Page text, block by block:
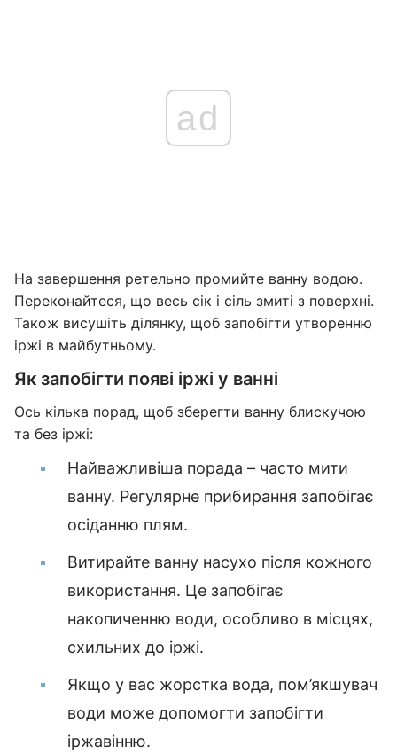
ad
На завершення ретельно промийте ванну водою.
Переконайтеся, що весь сік і сіль змиті з поверхні.
Також висушіть ділянку, щоб запобігти утворенню
іржі в майбутньому.
Як запобігти появі іржі у ванні
Ось кілька порад, щоб зберегти ванну блискучою
та без іржі:
Найважливіша порада – часто мити
ванну. Регулярне прибирання запобігає
осіданню плям.
Витирайте ванну насухо після кожного
використання. Це запобігає
накопиченню води, особливо в місцях,
схильних до іржі.
Якщо у вас жорстка вода, пом’якшувач
води може допомогти запобігти
іржавінню.